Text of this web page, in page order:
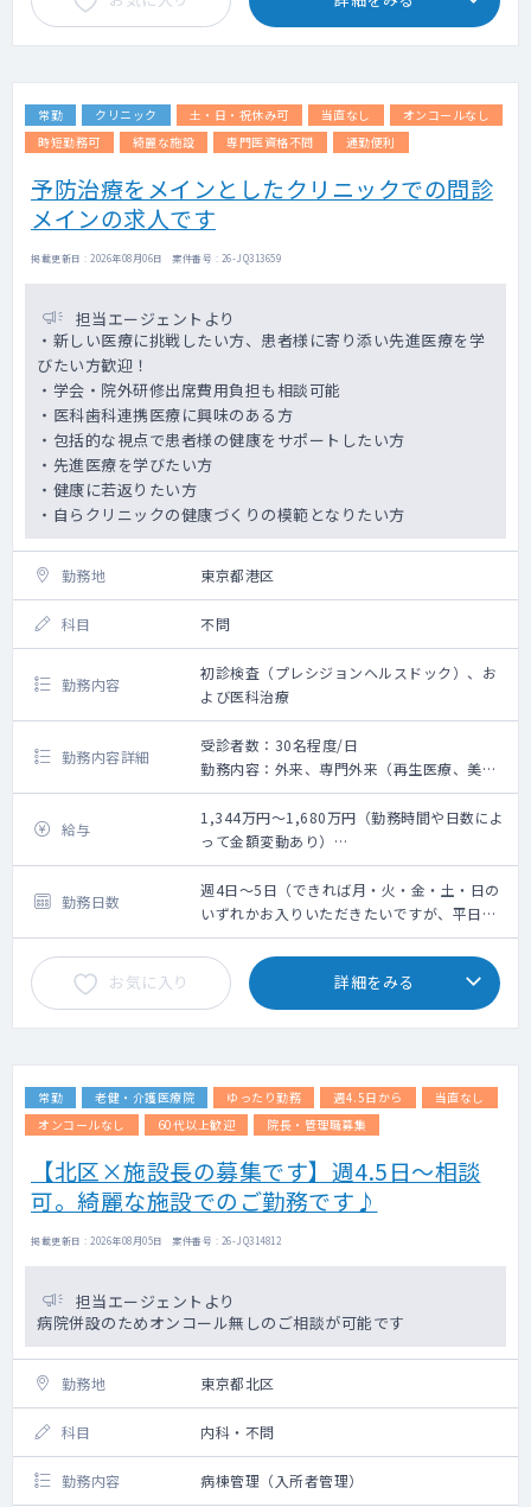
ど様々です。
当院の特徴としては、終末期の患者さんや医
≪患者数≫
200名強（2026年6月時点）
成長しているクリニックです
居宅90%、施設10％程度
4割はガン末期、在宅酸素の方は1割、バルー
ンの方は1割弱、指定難病の方は0.5割、胃ろ
うの方は数名
看取り患者数95名（2024年8月～2025年7月
の1年間）※2024年5月にオープン
≪訪問件数≫
多い日で8件～10件程度です。
急変などにも対応できるよう、余裕を持った
スケジュールにしています。
・基本は医師1名＋看護師1名or2名＋ドライ
バー1名の体制
・8:30出勤
し、重症患者や、当日往診患者、前日採血結
果の確認をします。
午前中で3～5件程度回ることが多いです。
・13:00帰院
午前中に起きたことをまとめ、順番に休憩
・14:00往診開始/診察
午前中同様
残っているオーダーや本日診察した方の情
報共有を行います。
各自のタスクを終わらせ、オンコール担当
スタッフに引継ぎを行い、帰宅できるスタッ
≪その他≫
・オンコール：基本週1日（対応必須）
ファーストは看護師、セカンドで医師、必
要であれば出動
コール実績：0～2回/日、出動実績：1～2
回/週
待機手当10,000円、出動手当18～22時
10,000円/回 22～翌6時20,000円/回
応で完結しております
※オンコール呼び出しの際はタクシー利用
が可能です(クリニックが提携しております)
オンコール対応セット一式をお渡し致し
・電子カルテ（モバカル）
後も増員傾向です
常勤医師3名+非常勤1名、看護師8名、事務
※技能に応じて、医師には3つのランクに分け
られ、医療的必要度の高い患者にどの程度対
※固定残業 有（20時間）
常勤 クリニック 土・日・祝休み可 当直なし
オンコールなし
時短勤務可
綺麗な施設 専門医資格不問 通勤便利
予防治療をメインとしたクリニックでの問診
メインの求人です
掲載更新日 : 2026年08月06日 案件番号 : 26-JQ313659
担当エージェントより
・新しい医療に挑戦したい方、患者様に寄り添い先進医療を学
びたい方歓迎！
・学会・院外研修出席費用負担も相談可能
・医科歯科連携医療に興味のある方
・包括的な視点で患者様の健康をサポートしたい方
・先進医療を学びたい方
・健康に若返りたい方
・自らクリニックの健康づくりの模範となりたい方
勤務地 東京都港区
科目 不問
勤務内容
初診検査（プレシジョンヘルスドック）、お
よび医科治療
勤務内容詳細
受診者数：30名程度/日
勤務内容：外来、専門外来（再生医療、美容
皮膚科、総合診療科）
問診業務、簡単な脂肪採取・皮下組織採取
（研修制度有）
※稀に、点滴や採血を依頼する可能性があり
ます（看護師不在時）
※美容外科施術は無いので、未経験の先生で
も安心です
外来数：10～15名/日（自費診療）
発熱外来：なし
カルテ：エムスリーデジカル
主な年齢層：幅広い層の患者様にご縁をいた
だいておりますが、富裕層の方がメインにな
給与
1,344万円～1,680万円（勤務時間や日数によ
って金額変動あり）
※前年度年収考慮有
週4日：1,344万円～
週5日：1,680万円～
勤務日数
週4日～5日（できれば月・火・金・土・日の
いずれかお入りいただきたいですが、平日の
み4日や5日も検討いたします）
お気に入り 詳細をみる
常勤 老健・介護医療院 ゆったり勤務 週4.5日から
当直なし
オンコールなし
60代以上歓迎 院長・管理職募集
【北区×施設長の募集です】週4.5日～相談
可。綺麗な施設でのご勤務です♪
掲載更新日 : 2026年08月05日 案件番号 : 26-JQ314812
担当エージェントより
病院併設のためオンコール無しのご相談が可能です
勤務地 東京都北区
科目 内科・不問
勤務内容 病棟管理（入所者管理）